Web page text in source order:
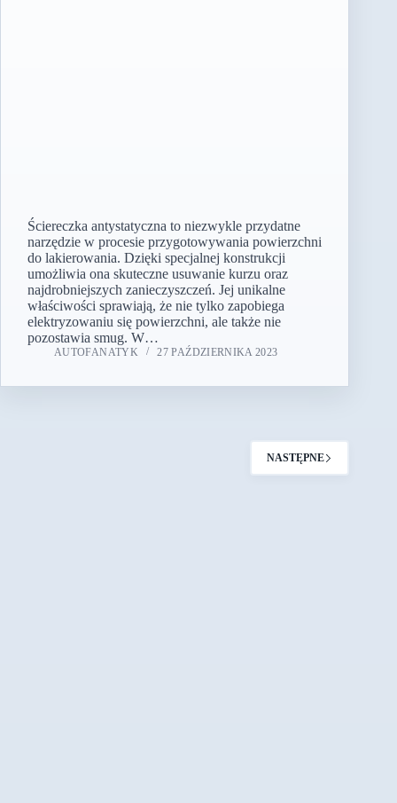
Ściereczka antystatyczna to niezwykle przydatne
narzędzie w procesie przygotowywania powierzchni
do lakierowania. Dzięki specjalnej konstrukcji
umożliwia ona skuteczne usuwanie kurzu oraz
najdrobniejszych zanieczyszczeń. Jej unikalne
właściwości sprawiają, że nie tylko zapobiega
elektryzowaniu się powierzchni, ale także nie
pozostawia smug. W…
AUTOFANATYK 27 PAŹDZIERNIKA 2023
NASTĘPNE